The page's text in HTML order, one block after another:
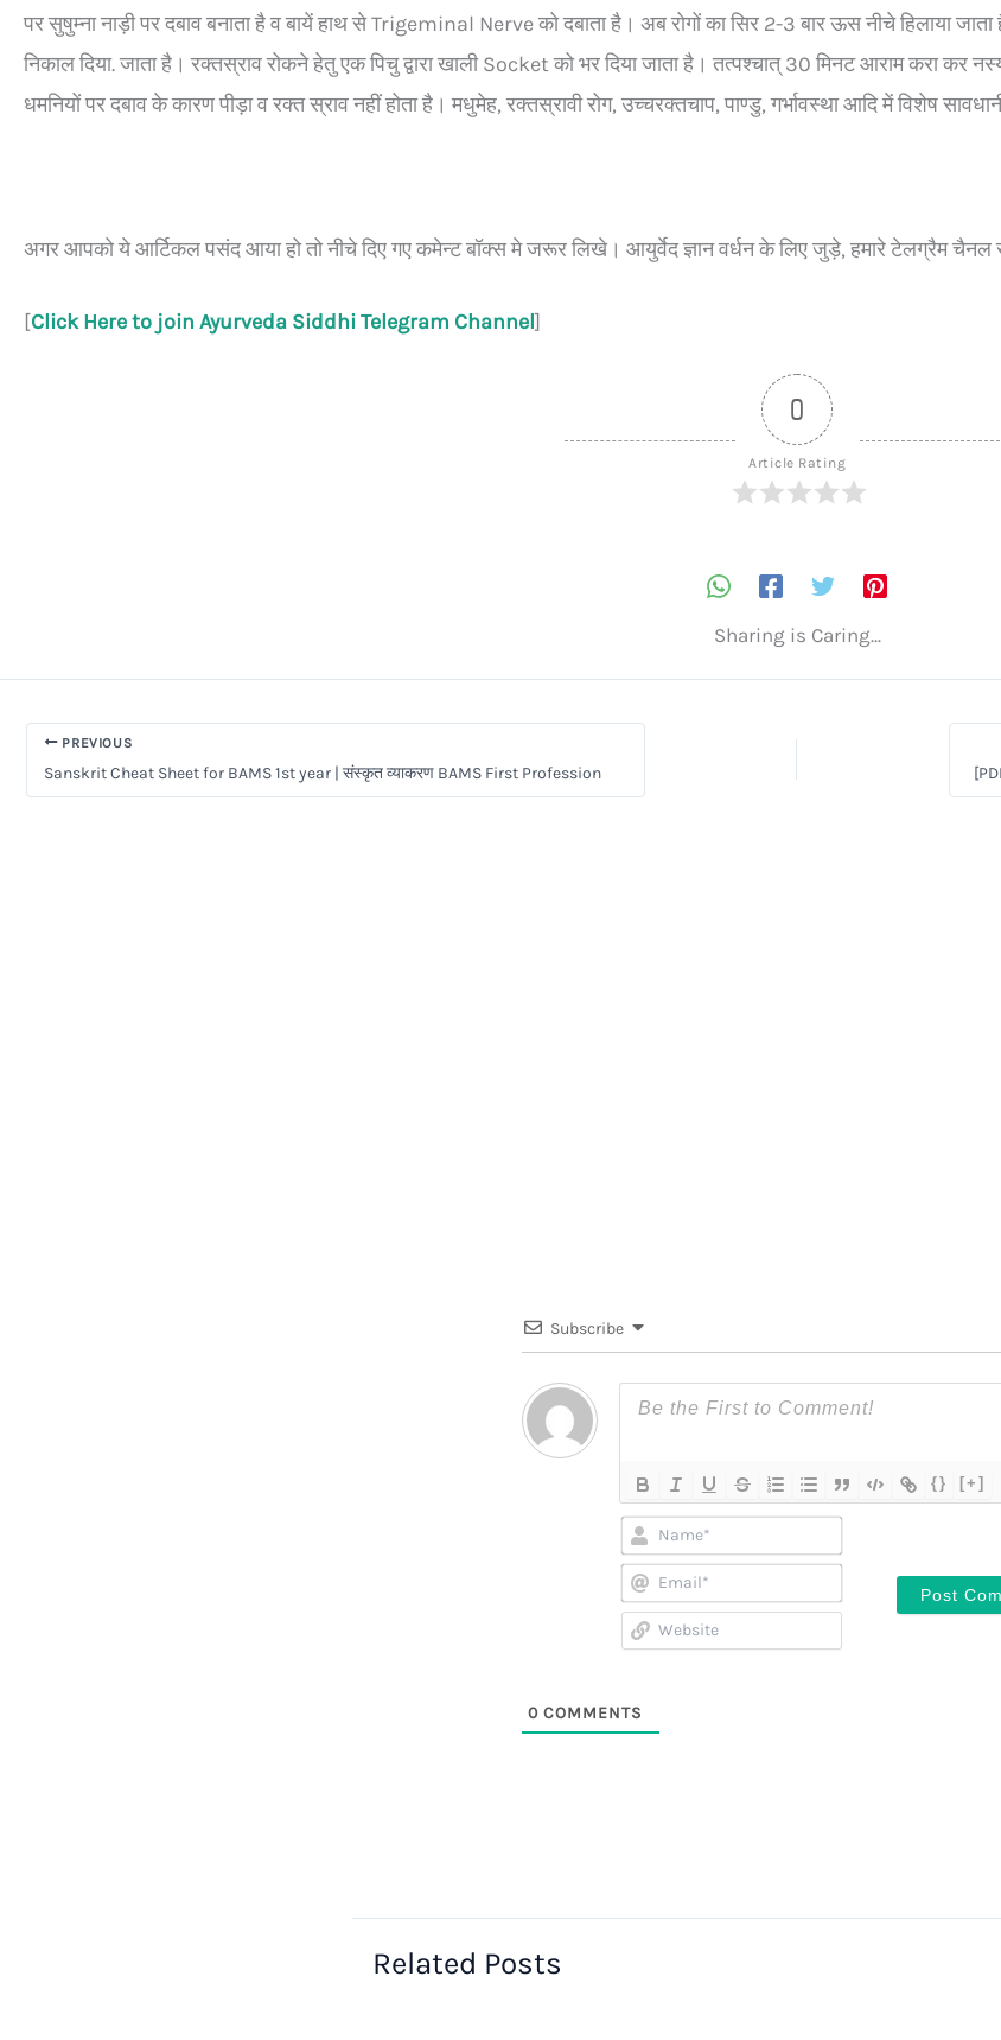
पर सुषुम्ना नाड़ी पर दबाव बनाता है व बायें हाथ से Trigeminal Nerve को दबाता है। अब रोगों का सिर 2-3 बार ऊस नीचे हिलाया
निकाल दिया. जाता है। रक्तस्राव रोकने हेतु एक पिचु द्वारा खाली Socket को भर दिया जाता है। तत्पश्चात् 30 मिनट आराम करा कर
धमनियों पर दबाव के कारण पीड़ा व रक्त स्राव नहीं होता है। मधुमेह, रक्तस्रावी रोग, उच्चरक्तचाप, पाण्डु, गर्भावस्था आदि में विशेष
अगर आपको ये आर्टिकल पसंद आया हो तो नीचे दिए गए कमेन्ट बॉक्स मे जरूर लिखे। आयुर्वेद ज्ञान वर्धन के लिए जुड़े, हमारे टेलग्रैम चैनल
[Click Here to join Ayurveda Siddhi Telegram Channel]
0
Article Rating
Sharing is Caring...
PREVIOUS
Sanskrit Cheat Sheet for BAMS 1st year | संस्कृत व्याकरण BAMS First Profession
Subscribe
{} [+]
Name*
Email*
Website
0 COMMENTS
Related Posts